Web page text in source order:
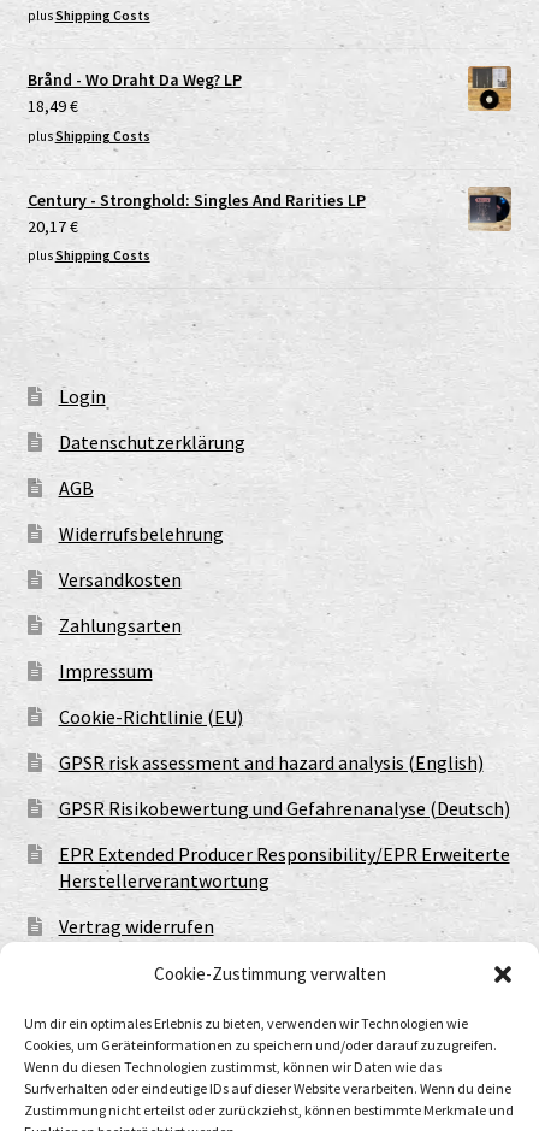
Cookie-Zustimmung verwalten
Um dir ein optimales Erlebnis zu bieten, verwenden wir Technologien wie
Cookies, um Geräteinformationen zu speichern und/oder darauf zuzugreifen.
Wenn du diesen Technologien zustimmst, können wir Daten wie das
Surfverhalten oder eindeutige IDs auf dieser Website verarbeiten. Wenn du deine
Zustimmung nicht erteilst oder zurückziehst, können bestimmte Merkmale und
plusShipping Costs
Brånd - Wo Draht Da Weg? LP
18,49€
plusShipping Costs
Century - Stronghold: Singles And Rarities LP
20,17€
plusShipping Costs
Login
Datenschutzerklärung
AGB
Widerrufsbelehrung
Versandkosten
Zahlungsarten
Impressum
Cookie-Richtlinie (EU)
GPSR risk assessment and hazard analysis (English)
GPSR Risikobewertung und Gefahrenanalyse (Deutsch)
EPR Extended Producer Responsibility/EPR Erweiterte
Herstellerverantwortung
Vertrag widerrufen